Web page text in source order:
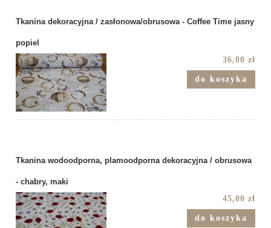
Tkanina dekoracyjna / zasłonowa/obrusowa - Coffee Time jasny
popiel
36,00 zł
do koszyka
Tkanina wodoodporna, plamoodporna dekoracyjna / obrusowa
- chabry, maki
45,00 zł
do koszyka